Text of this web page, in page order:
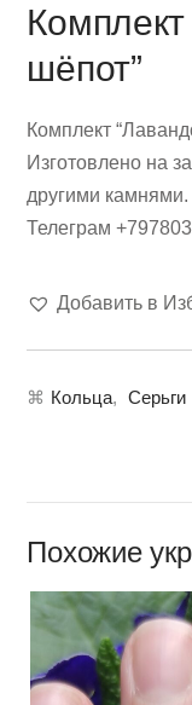
шёпот”
Комплект
Изготовлено на
другими
Телеграм
Добавить в
⌘ Кольца, Серьги
Похожие